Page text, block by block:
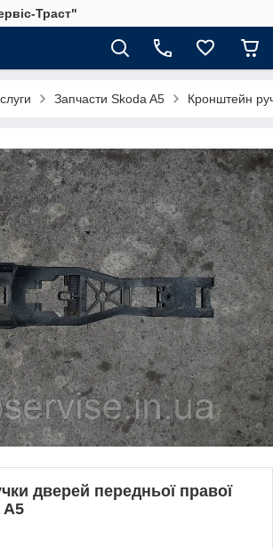
Траст"
Запчасти Skoda A5 Кронштейн
дверей передньої правої
A5